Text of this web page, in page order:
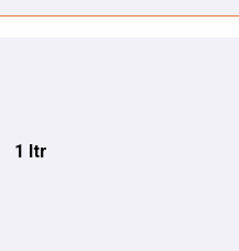
1 ltr